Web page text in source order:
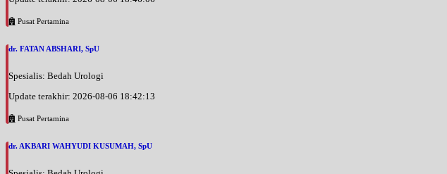
Jam 11:00 - 12:00
Jam 18:00 - 20:00
Selasa, 18/08/2026
BPJS
Rabu, 19/08/2026
Pusat Pertamina
dr. FATAN ABSHARI, SpU
Spesialis: Bedah Urologi
Update terakhir: 2026-08-06 18:42:13
Pusat Pertamina
dr. AKBARI WAHYUDI KUSUMAH, SpU